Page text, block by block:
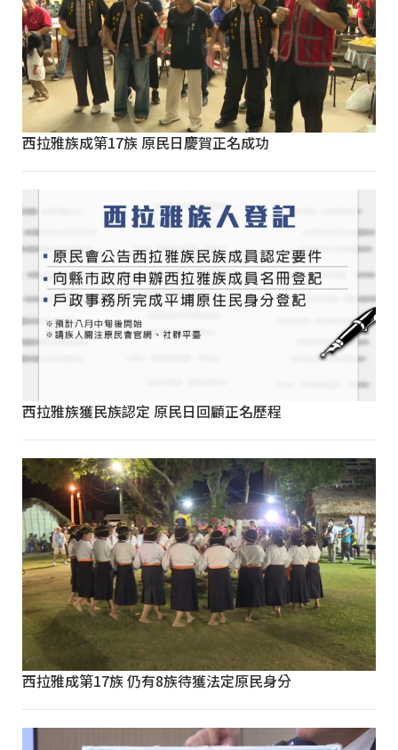
西拉雅族成第17族 原民日慶賀正名成功
西拉雅族獲民族認定 原民日回顧正名歷程
西拉雅成第17族 仍有8族待獲法定原民身分